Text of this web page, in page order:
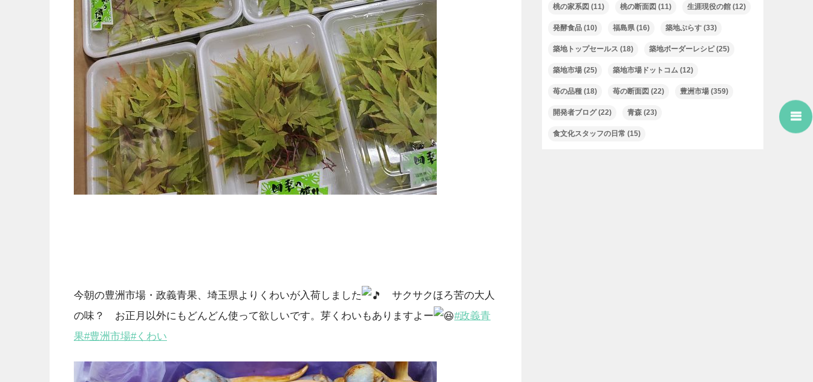
今朝の豊洲市場・政義青果、埼玉県よりくわいが入荷しました
サクサクほろ苦の大人
の味？ お正月以外にもどんどん使って欲しいです。芽くわいもありますよー
#政義青
果#豊洲市場#くわい
桃の家系図 (11) 桃の断面図 (11) 生涯現役の館 (12)
発酵食品 (10) 福島県 (16) 築地ぷらす (33)
築地トップセールス (18) 築地ボーダーレシピ(25)
築地市場 (25) 築地市場ドットコム (12)
苺の品種 (18) 苺の断面図 (22) 豊洲市場 (359)
開発者ブログ(22) 青森 (23)
食文化スタッフの日常 (15)